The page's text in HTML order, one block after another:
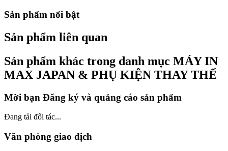
Sản phẩm nổi bật
Sản phẩm liên quan
Sản phẩm khác trong danh mục MÁY IN
MAX JAPAN & PHỤ KIỆN THAY THẾ
Mời bạn Đăng ký và quảng cáo sản phẩm
Đang tải đối tác...
Văn phòng giao dịch